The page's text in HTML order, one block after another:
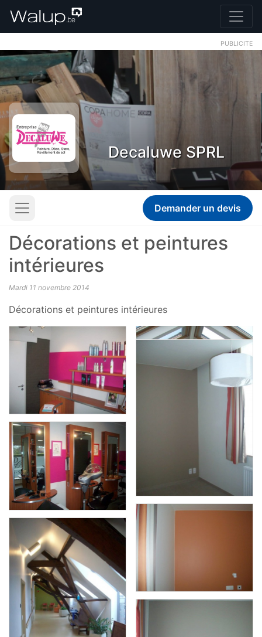
PUBLICITE
Decaluwe SPRL
Demander un devis
Décorations et peintures
intérieures
Mardi 11 novembre 2014
Décorations et peintures intérieures